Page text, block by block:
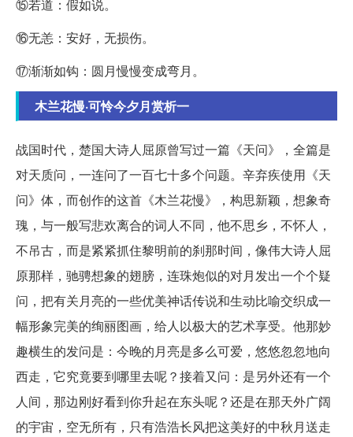
⑮若道：假如说。
⑯无恙：安好，无损伤。
⑰渐渐如钩：圆月慢慢变成弯月。
木兰花慢·可怜今夕月赏析一
战国时代，楚国大诗人屈原曾写过一篇《天问》，全篇是
对天质问，一连问了一百七十多个问题。辛弃疾使用《天
问》体，而创作的这首《木兰花慢》，构思新颖，想象奇
瑰，与一般写悲欢离合的词人不同，他不思乡，不怀人，
不吊古，而是紧紧抓住黎明前的刹那时间，像伟大诗人屈
原那样，驰骋想象的翅膀，连珠炮似的对月发出一个个疑
问，把有关月亮的一些优美神话传说和生动比喻交织成一
幅形象完美的绚丽图画，给人以极大的艺术享受。他那妙
趣横生的发问是：今晚的月亮是多么可爱，悠悠忽忽地向
西走，它究竟要到哪里去呢？接着又问：是另外还有一个
人间，那边刚好看到你升起在东头呢？还是在那天外广阔
的宇宙，空无所有，只有浩浩长风把这美好的中秋月送走